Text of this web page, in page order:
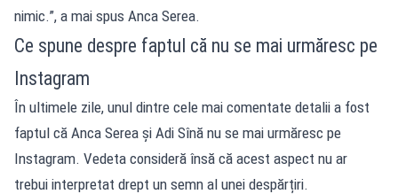
nimic.”, a mai spus Anca Serea.
Ce spune despre faptul că nu se mai urmăresc pe
Instagram
În ultimele zile, unul dintre cele mai comentate detalii a fost
faptul că Anca Serea și Adi Sînă nu se mai urmăresc pe
Instagram. Vedeta consideră însă că acest aspect nu ar
trebui interpretat drept un semn al unei despărțiri.